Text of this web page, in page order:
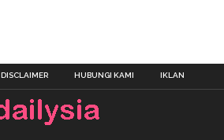
DISCLAIMER HUBUNGI KAMI IKLAN